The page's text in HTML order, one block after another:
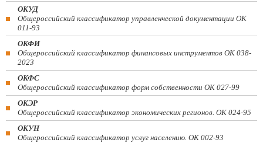
ОКУД
Общероссийский классификатор управленческой документации ОК
011-93
ОКФИ
Общероссийский классификатор финансовых инструментов OK 038-
2023
ОКФС
Общероссийский классификатор форм собственности ОК 027-99
ОКЭР
Общероссийский классификатор экономических регионов. ОК 024-95
ОКУН
Общероссийский классификатор услуг населению. ОК 002-93